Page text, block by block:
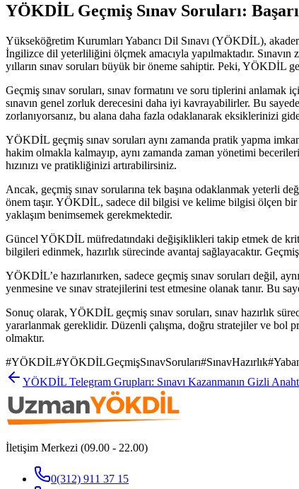
YÖKDİL Geçmiş Sınav Soruları:
Yükseköğretim Kurumları Yabancı Dil Sınavı (YÖKDİL),
İngilizce dil yeterliliğini ölçmek amacıyla yapılmaktadır. Sınavın
yılların sınav soruları büyük bir öneme sahiptir. Peki, YÖKDİL
Geçmiş sınav soruları, sınav formatını ve soru tiplerini
sınavın genel zorluk derecesini daha iyi kavrayabilirler. Bu
zorlanıyorsanız, bu alana daha fazla odaklanarak eksiklerinizi
YÖKDİL geçmiş sınav soruları aynı zamanda pratik yapma
hakim olmakla kalmayıp, aynı zamanda zaman yönetimi
hızınızı ve pratikliğinizi artırabilirsiniz.
Ancak, geçmiş sınav sorularına tek başına odaklanmak yeterli
önem taşır. YÖKDİL, sadece dil bilgisi ve kelime bilgisi ölçen bir
yaklaşım benimsemek gerekmektedir.
Güncel YÖKDİL müfredatındaki değişiklikleri takip etmek de
bilgileri edinmek, hazırlık sürecinde avantaj sağlayacaktır.
YÖKDİL’e hazırlanırken, sadece geçmiş sınav soruları değil,
yenmesine ve sınav stratejilerini test etmesine olanak tanır. Bu
Sonuç olarak, YÖKDİL geçmiş sınav soruları, sınav hazırlık
yararlanmak gereklidir. Düzenli çalışma, doğru stratejiler ve bol
olmaktır.
#YÖKDİL#YÖKDİLGeçmişSınavSoruları#SınavHazırlık#
YÖKDİL Telegram Grupları: Sınavı Kazanmanın Gizli
İletişim Merkezi (09.00 - 22.00)
0(312) 911 37 15